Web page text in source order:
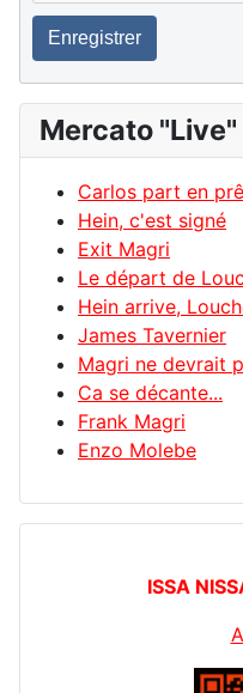
Enregistrer
Mercato "Live"
Carlos part en
Hein, c'est signé
Exit Magri
Le départ de
Hein arrive,
James Tavernier
Magri ne devrait
Ca se décante...
Frank Magri
Enzo Molebe
ISSA